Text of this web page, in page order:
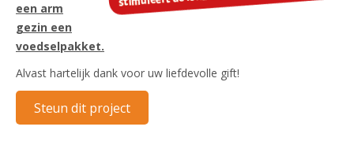
een arm
gezin een
voedselpakket.
Alvast hartelijk dank voor uw liefdevolle gift!
Steun dit project